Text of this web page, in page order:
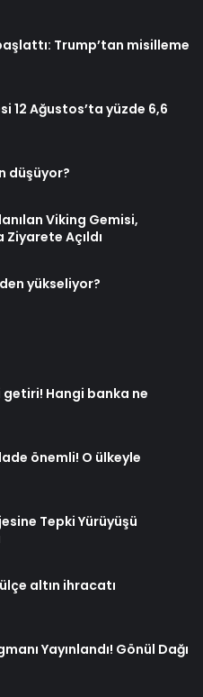
Trump’tan misilleme
12 Ağustos’ta yüzde 6,6
düşüyor?
Viking Gemisi,
Ziyarete Açıldı
yükseliyor?
Hangi banka ne
önemli! O ülkeyle
Tepki Yürüyüşü
altın ihracatı
Yayınlandı! Gönül Dağı